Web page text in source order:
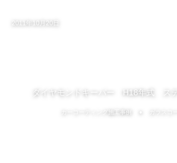
ダイヤモンドキーパー H18年式 ス
2011年10月20日
カーコーティング施工事例